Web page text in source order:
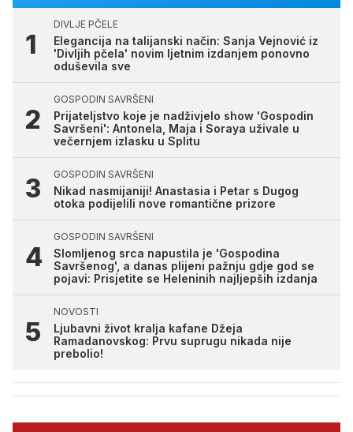
DIVLJE PČELE
Elegancija na talijanski način: Sanja Vejnović iz
'Divljih pčela' novim ljetnim izdanjem ponovno
oduševila sve
GOSPODIN SAVRŠENI
Prijateljstvo koje je nadživjelo show 'Gospodin
Savršeni': Antonela, Maja i Soraya uživale u
večernjem izlasku u Splitu
GOSPODIN SAVRŠENI
Nikad nasmijaniji! Anastasia i Petar s Dugog
otoka podijelili nove romantične prizore
GOSPODIN SAVRŠENI
Slomljenog srca napustila je 'Gospodina
Savršenog', a danas plijeni pažnju gdje god se
pojavi: Prisjetite se Heleninih najljepših izdanja
NOVOSTI
Ljubavni život kralja kafane Džeja
Ramadanovskog: Prvu suprugu nikada nije
prebolio!